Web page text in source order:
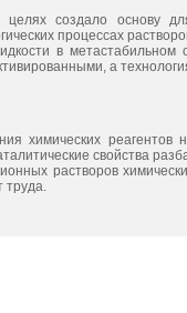
целях создало основу
процессах
в метастабильном
а
химических реагентов
свойства
растворов
труда.